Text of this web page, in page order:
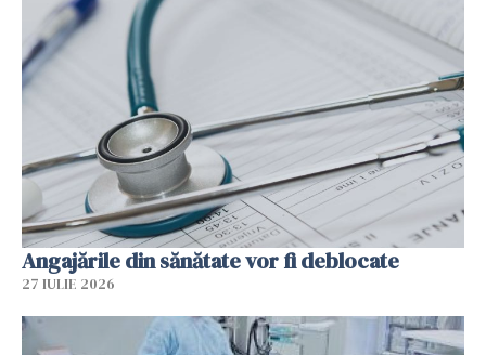
Angajările din sănătate vor fi deblocate
27 IULIE 2026